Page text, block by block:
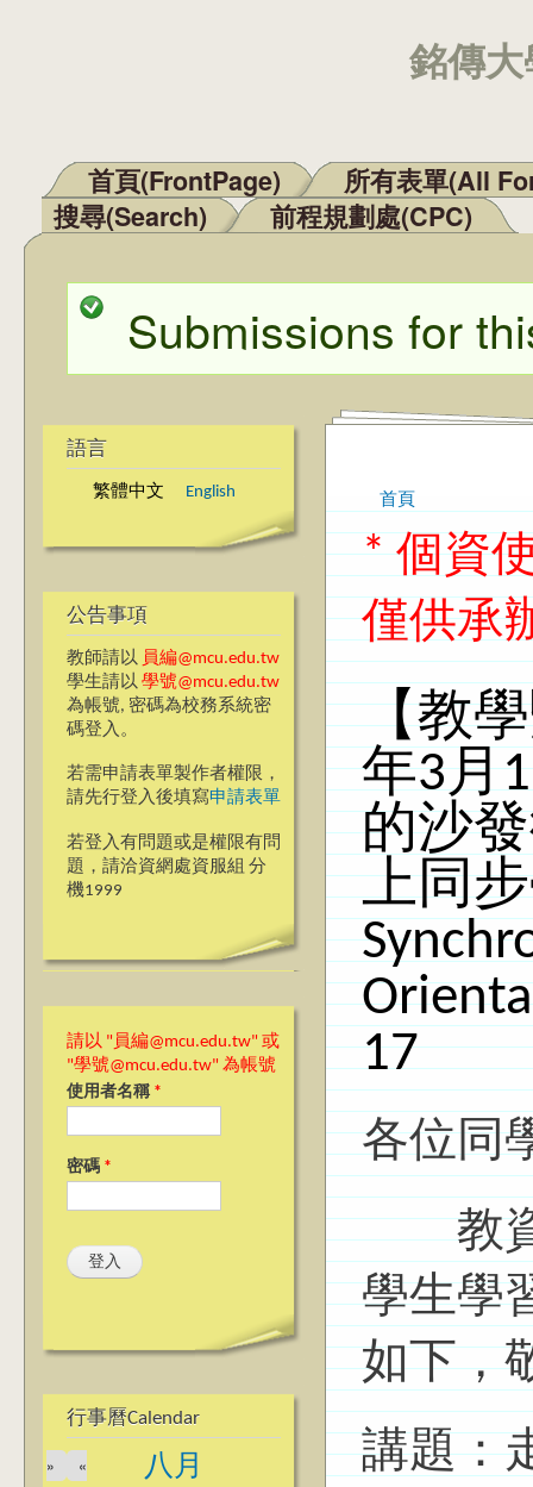
銘傳
主選單
首頁(FrontPage)
所有表單(All
搜尋(Search)
前程規劃處(CPC)
狀態訊息
Submissions for
語言
繁體中文 English
公告事項
教師請以 員編@mcu.edu.tw
學生請以 學號@mcu.edu.tw
為帳號, 密碼為校務系統密
碼登入。
若需申請表單製作者權限，
請先行登入後填寫申請表單
若登入有問題或是權限有問
題，請洽資網處資服組 分
機1999
請以 "員編@mcu.edu.tw" 或
"學號@mcu.edu.tw" 為帳號
使用者名稱 *
密碼 *
行事曆Calendar
八月
«
»
您在這裡
首頁
* 個資
僅供承
【教
年3月
的沙
上同
17
各位同
教資
學生學
如下，
講題：